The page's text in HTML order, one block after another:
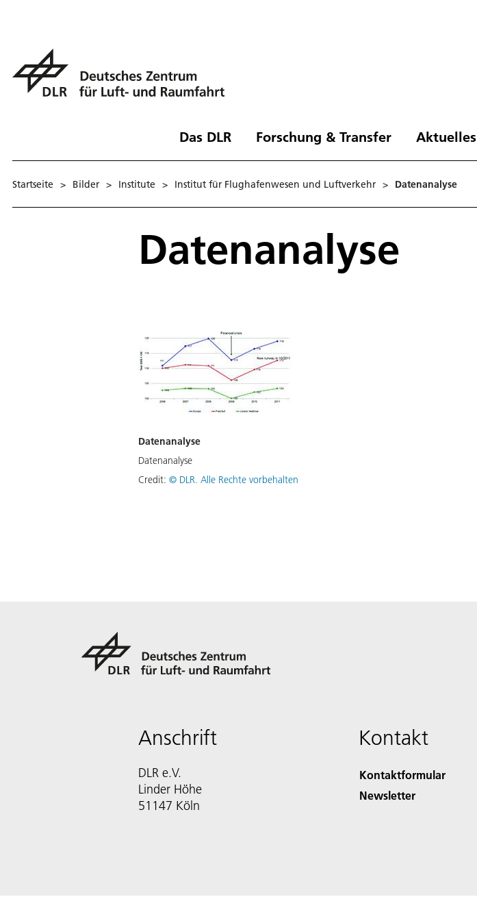
Das DLR Forschung & Transfer Aktuelles
Startseite > Bilder > Institute > Institut für Flughafenwesen und Luftverkehr > Datenanalyse
Datenanalyse
Datenanalyse
Datenanalyse
Credit: © DLR. Alle Rechte vorbehalten
Anschrift
DLR e.V.
Linder Höhe
51147 Köln
Kontakt
Kontaktformular
Newsletter